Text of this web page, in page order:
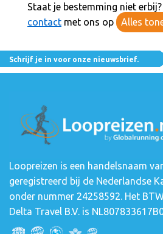
Staat je bestemming niet
contact met ons op Alles
Schrijf je in voor onze nieuwsbrief.
Loopreizen is een handelsnaam
geregistreerd bij de Nederlandse
onder nummer 24258592. Het
Delta Travel B.V. is